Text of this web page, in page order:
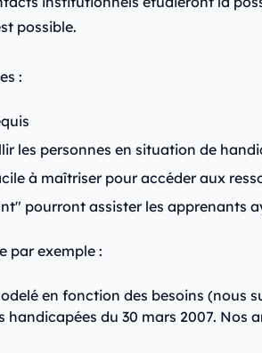
possible.
:
les personnes en situation de
à maîtriser pour accéder aux
pourront assister les apprenants
par exemple :
en fonction des besoins (nous
du 30 mars 2007. Nos